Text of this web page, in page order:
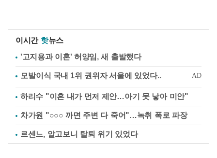
이시간 핫뉴스
'고지용과 이혼' 허양임, 새 출발했다
하리수 "이혼 내가 먼저 제안…아기 못 낳아 미안"
차가원 "○○○ 까면 주변 다 죽어"…녹취 폭로 파장
르센느, 알고보니 탈퇴 위기 있었다